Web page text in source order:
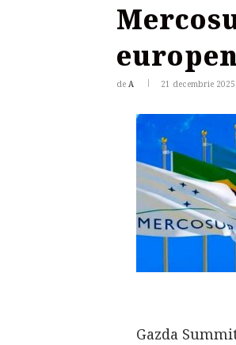
de A 21 decembrie 2025
Gazda